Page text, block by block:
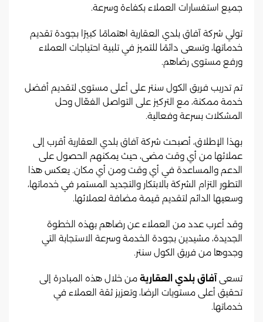
جميع استفسارات العملاء بكفاءة وسرعة.
تولي شركة آفاق بلدي العقارية اهتمامًا كبيرًا بجودة تقديم
خدماتها، وتسعى دائمًا للتميز في تلبية احتياجات العملاء
ورفع مستوى رضاهم.
تم تدريب فريق الكول سنتر على أعلى مستوى لتقديم أفضل
خدمة ممكنة، مع التركيز على التواصل الفعّال وحل
المشكلات بسرعة وفعالية.
بهذا الإطلاق، أصبحت شركة آفاق بلدي العقارية أقرب إلى
عملائها من أي وقت مضى، حيث يمكنهم الحصول على
الدعم والمساعدة في أي وقت ومن أي مكان. يعكس هذا
التطور التزام الشركة بالابتكار والتجديد المستمر في خدماتها،
وسعيها الدائم لتقديم قيمة مضافة لعملائها.
وقد أعرب عدد من العملاء عن رضاهم بهذه الخطوة
الجديدة، مشيدين بجودة الخدمة وسرعة الاستجابة التي
وجدوها من فريق الكول سنتر.
تسعى آفاق بلدي العقارية من خلال هذه المبادرة إلى
تحقيق أعلى مستويات الرضا، وتعزيز ثقة العملاء في
خدماتها.